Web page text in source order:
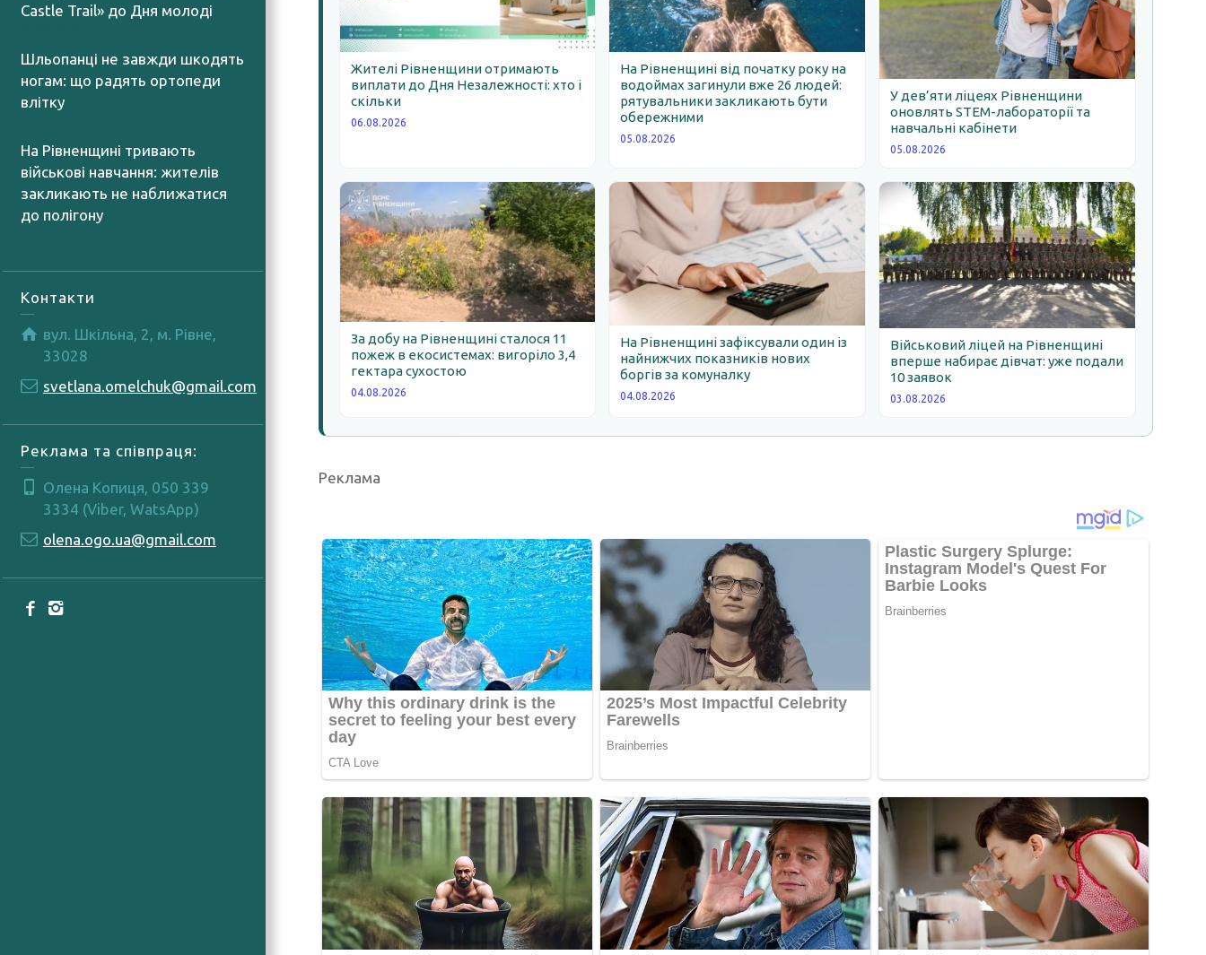
Castle Trail» до Дня молоді
Шльопанці не завжди шкодять
ногам: що радять ортопеди
влітку
На Рівненщині тривають
військові навчання: жителів
закликають не наближатися
до полігону
Контакти
вул. Шкільна, 2, м. Рівне,
33028
svetlana.omelchuk@gmail.com
Реклама та співпраця:
Олена Копиця, 050 339
3334 (Viber, WatsApp)
olena.ogo.ua@gmail.com
Жителі Рівненщини отримають
виплати до Дня Незалежності: хто і
скільки
06.08.2026
На Рівненщині від початку року на
водоймах загинули вже 26 людей:
рятувальники закликають бути
обережними
05.08.2026
У дев’яти ліцеях Рівненщини
оновлять STEM-лабораторії та
навчальні кабінети
05.08.2026
За добу на Рівненщині сталося 11
пожеж в екосистемах: вигоріло 3,4
гектара сухостою
04.08.2026
На Рівненщині зафіксували один із
найнижчих показників нових
боргів за комуналку
04.08.2026
Військовий ліцей на Рівненщині
вперше набирає дівчат: уже подали
10 заявок
03.08.2026
Реклама